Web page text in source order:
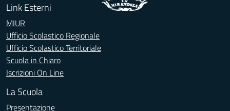
Link Esterni
MIUR
Ufficio Scolastico Regionale
Ufficio Scolastico Territoriale
Scuola in Chiaro
Iscrizioni On Line
La Scuola
Presentazione